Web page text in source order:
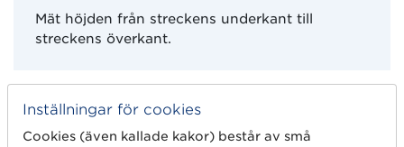
Mät höjden från streckens underkant till
streckens överkant.
eftersom streckkoderna består av två delar,
vänster och höger. Det gör att man inte behöver
Inställningar för cookies
Cookies (även kallade kakor) består av små